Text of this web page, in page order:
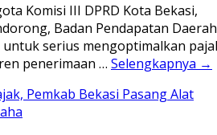
Komisi III DPRD Kota Bekasi,
Badan Pendapatan Daerah
untuk serius mengoptimalkan
penerimaan … Selengkapnya →